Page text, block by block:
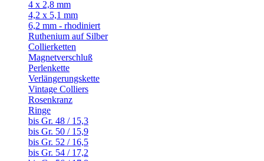
4 x 2,8 mm
4,2 x 5,1 mm
6,2 mm - rhodiniert
Ruthenium auf Silber
Collierketten
Magnetverschluß
Perlenkette
Verlängerungskette
Vintage Colliers
Rosenkranz
Ringe
bis Gr. 48 / 15,3
bis Gr. 50 / 15,9
bis Gr. 52 / 16,5
bis Gr. 54 / 17,2